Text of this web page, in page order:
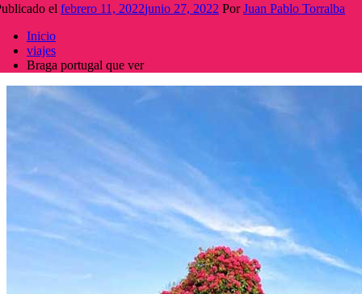
el febrero 11, 2022junio 27, 2022 PorJuan Pablo Torralba
Inicio
viajes
Braga portugal que ver